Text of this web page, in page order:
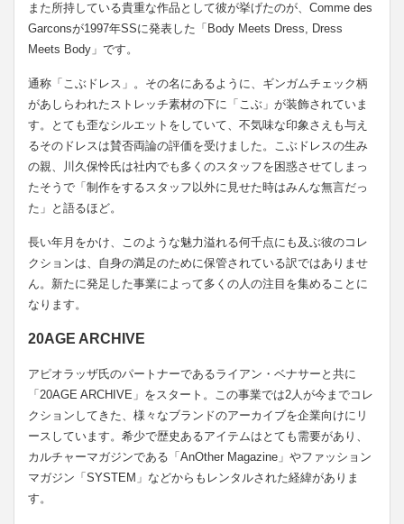
また所持している貴重な作品として彼が挙げたのが、Comme des
Garconsが1997年SSに発表した「Body Meets Dress, Dress
Meets Body」です。
通称「こぶドレス」。その名にあるように、ギンガムチェック柄
があしらわれたストレッチ素材の下に「こぶ」が装飾されていま
す。とても歪なシルエットをしていて、不気味な印象さえも与え
るそのドレスは賛否両論の評価を受けました。こぶドレスの生み
の親、川久保怜氏は社内でも多くのスタッフを困惑させてしまっ
たそうで「制作をするスタッフ以外に見せた時はみんな無言だっ
た」と語るほど。
長い年月をかけ、このような魅力溢れる何千点にも及ぶ彼のコレ
クションは、自身の満足のために保管されている訳ではありませ
ん。新たに発足した事業によって多くの人の注目を集めることに
なります。
20AGE ARCHIVE
アピオラッザ氏のパートナーであるライアン・ベナサーと共に
「20AGE ARCHIVE」をスタート。この事業では2人が今までコレ
クションしてきた、様々なブランドのアーカイブを企業向けにリ
ースしています。希少で歴史あるアイテムはとても需要があり、
カルチャーマガジンである「AnOther Magazine」やファッション
マガジン「SYSTEM」などからもレンタルされた経緯がありま
す。